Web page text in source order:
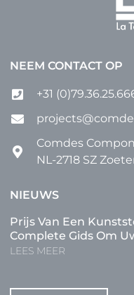
NEEM CONTACT OP
+31
Comdes
NL-2718 SZ
NIEUWS
Prijs Van Een
Complete Gids Om
LEES MEER